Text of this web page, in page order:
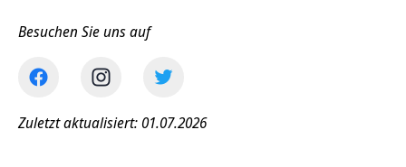
Besuchen Sie uns auf
Zuletzt aktualisiert: 01.07.2026